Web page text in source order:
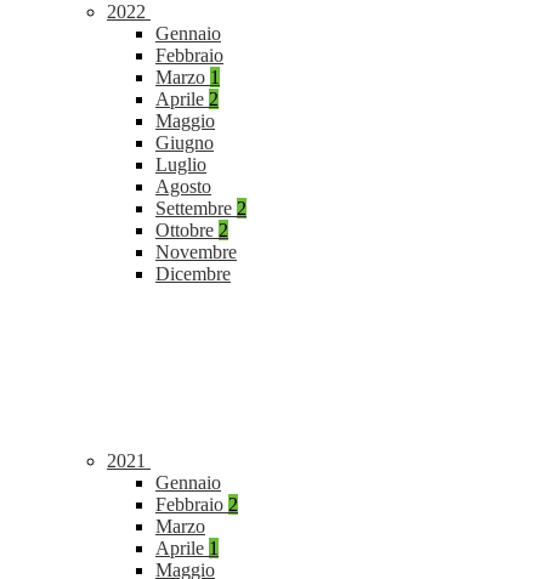
2022
Gennaio
Febbraio
Marzo 1
Aprile 2
Maggio
Giugno
Luglio
Agosto
Settembre 2
Ottobre 2
Novembre
Dicembre
2021
Gennaio
Febbraio 2
Marzo
Aprile 1
Maggio